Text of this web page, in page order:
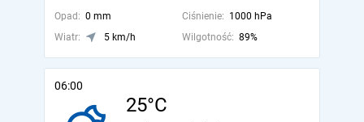
Opad: 0 mm Ciśnienie: 1000 hPa
Wiatr:
5 km/h Wilgotność: 89%
06:00
25°C